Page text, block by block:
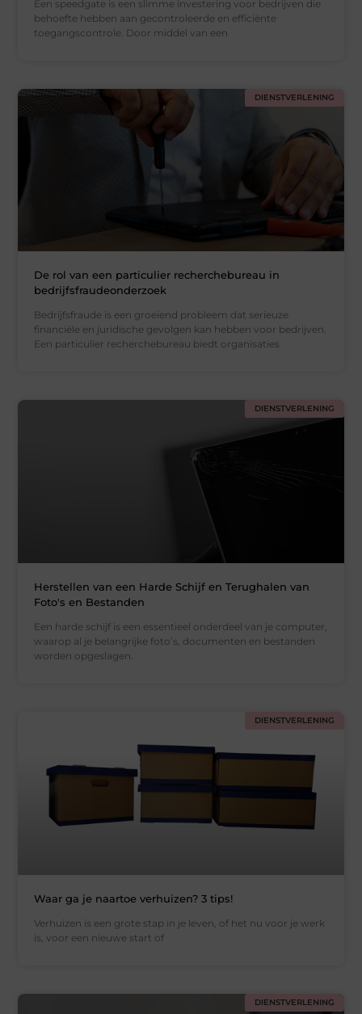
Een speedgate is een slimme investering voor bedrijven die
behoefte hebben aan gecontroleerde en efficiënte
toegangscontrole. Door middel van een
DIENSTVERLENING
De rol van een particulier recherchebureau in
bedrijfsfraudeonderzoek
Bedrijfsfraude is een groeiend probleem dat serieuze
financiële en juridische gevolgen kan hebben voor bedrijven.
Een particulier recherchebureau biedt organisaties
DIENSTVERLENING
Herstellen van een Harde Schijf en Terughalen van
Foto's en Bestanden
Een harde schijf is een essentieel onderdeel van je computer,
waarop al je belangrijke foto’s, documenten en bestanden
worden opgeslagen.
DIENSTVERLENING
Waar ga je naartoe verhuizen? 3 tips!
Verhuizen is een grote stap in je leven, of het nu voor je werk
is, voor een nieuwe start of
DIENSTVERLENING